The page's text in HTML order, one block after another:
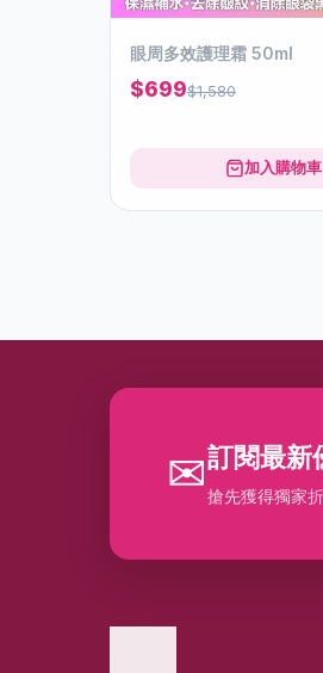
眼周多效護理霜 50ml
$699$1,580
加入購物車
✉訂閱最新
搶先獲得獨家